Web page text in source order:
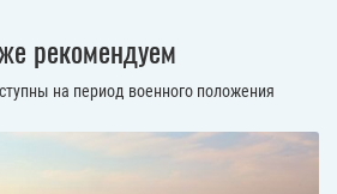
рекомендуем
на период военного положения